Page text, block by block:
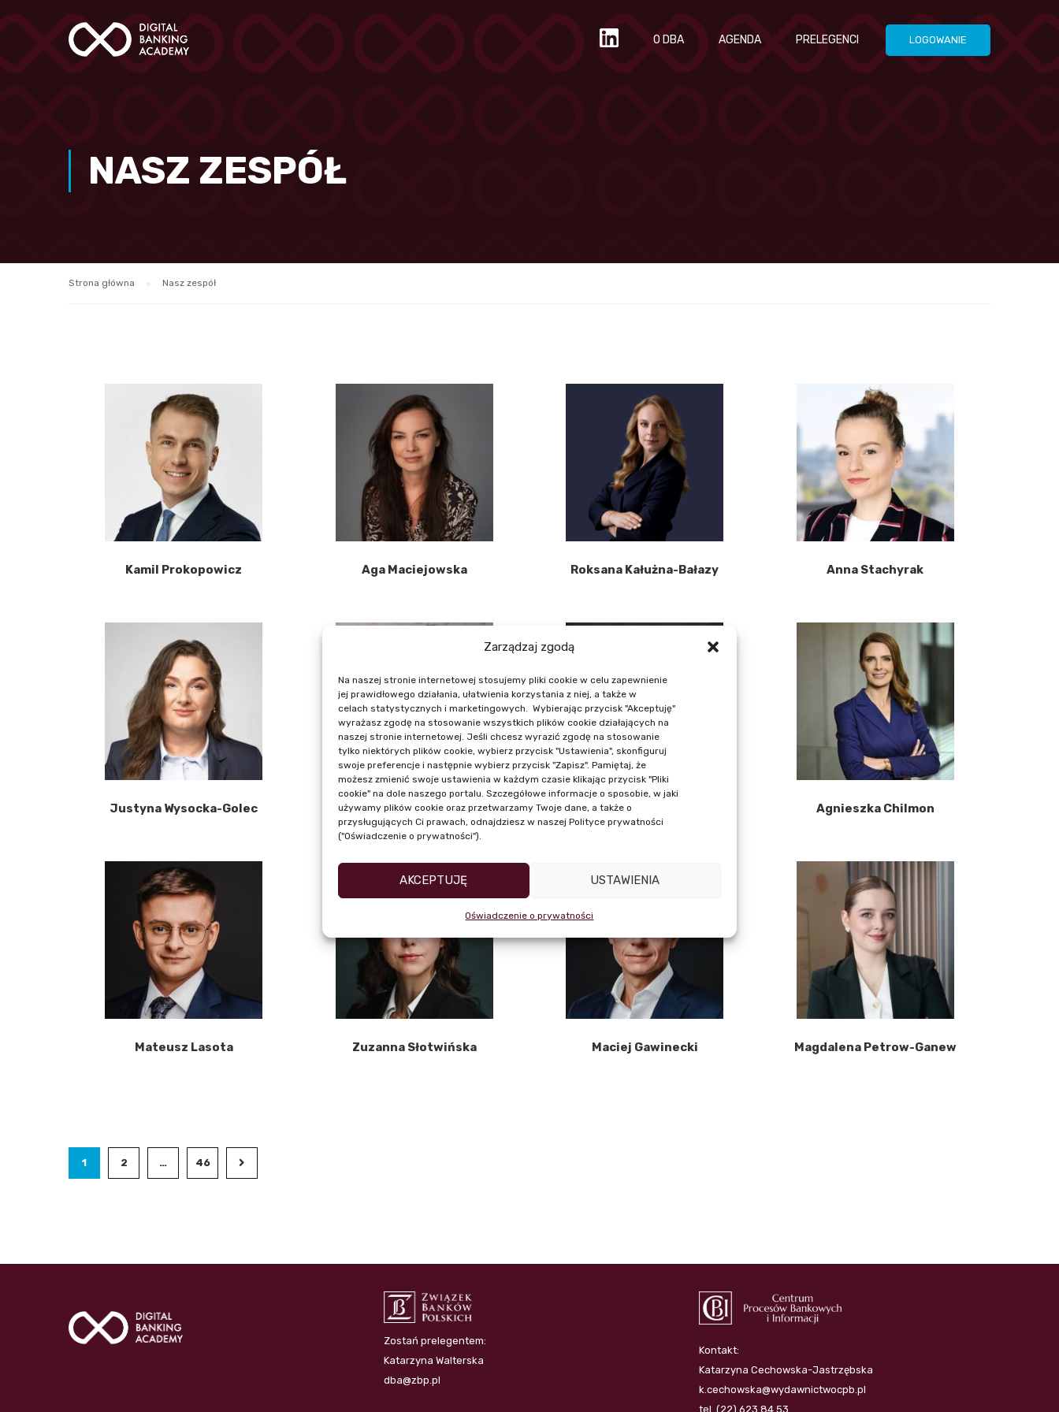
Zarządzaj zgodą
Na naszej stronie internetowej stosujemy pliki cookie w celu zapewnienie
jej prawidłowego działania, ułatwienia korzystania z niej, a także w
celach statystycznych i marketingowych. Wybierając przycisk "Akceptuję"
wyrażasz zgodę na stosowanie wszystkich plików cookie działających na
naszej stronie internetowej. Jeśli chcesz wyrazić zgodę na stosowanie
tylko niektórych plików cookie, wybierz przycisk "Ustawienia", skonfiguruj
swoje preferencje i następnie wybierz przycisk "Zapisz". Pamiętaj, że
możesz zmienić swoje ustawienia w każdym czasie klikając przycisk "Pliki
cookie" na dole naszego portalu. Szczegółowe informacje o sposobie, w jaki
używamy plików cookie oraz przetwarzamy Twoje dane, a także o
przysługujących Ci prawach, odnajdziesz w naszej Polityce prywatności
("Oświadczenie o prywatności").
AKCEPTUJĘ USTAWIENIA
Oświadczenie o prywatności
O DBA AGENDA PRELEGENCI LOGOWANIE
NASZ ZESPÓŁ
Strona główna Nasz zespół
Kamil Prokopowicz Aga Maciejowska Roksana Kałużna-Bałazy Anna Stachyrak
Justyna Wysocka-Golec Natalia Topczewska Marta Jedlińska Agnieszka Chilmon
Mateusz Lasota Zuzanna Słotwińska Maciej Gawinecki Magdalena Petrow-Ganew
1 2 … 46
Zostań prelegentem:
Katarzyna Walterska
dba@zbp.pl
Kontakt:
Katarzyna Cechowska-Jastrzębska
k.cechowska@wydawnictwocpb.pl
tel. (22) 623 84 53